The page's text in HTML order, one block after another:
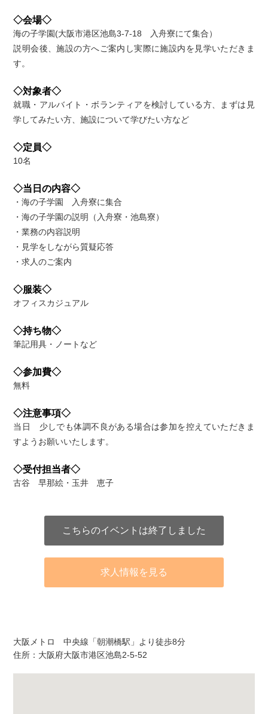
◇会場◇
海の子学園(大阪市港区池島3-7-18 入舟寮にて集合）
説明会後、施設の方へご案内し実際に施設内を見学いただきま
す。
◇対象者◇
就職・アルバイト・ボランティアを検討している方、まずは見
学してみたい方、施設について学びたい方など
◇定員◇
10名
◇当日の内容◇
・海の子学園 入舟寮に集合
・海の子学園の説明（入舟寮・池島寮）
・業務の内容説明
・見学をしながら質疑応答
・求人のご案内
◇服装◇
オフィスカジュアル
◇持ち物◇
筆記用具・ノートなど
◇参加費◇
無料
◇注意事項◇
当日 少しでも体調不良がある場合は参加を控えていただきま
すようお願いいたします。
◇受付担当者◇
古谷 早那絵・玉井 恵子
こちらのイベントは終了しました
求人情報を見る
大阪メトロ 中央線「朝潮橋駅」より徒歩8分
住所：大阪府大阪市港区池島2-5-52